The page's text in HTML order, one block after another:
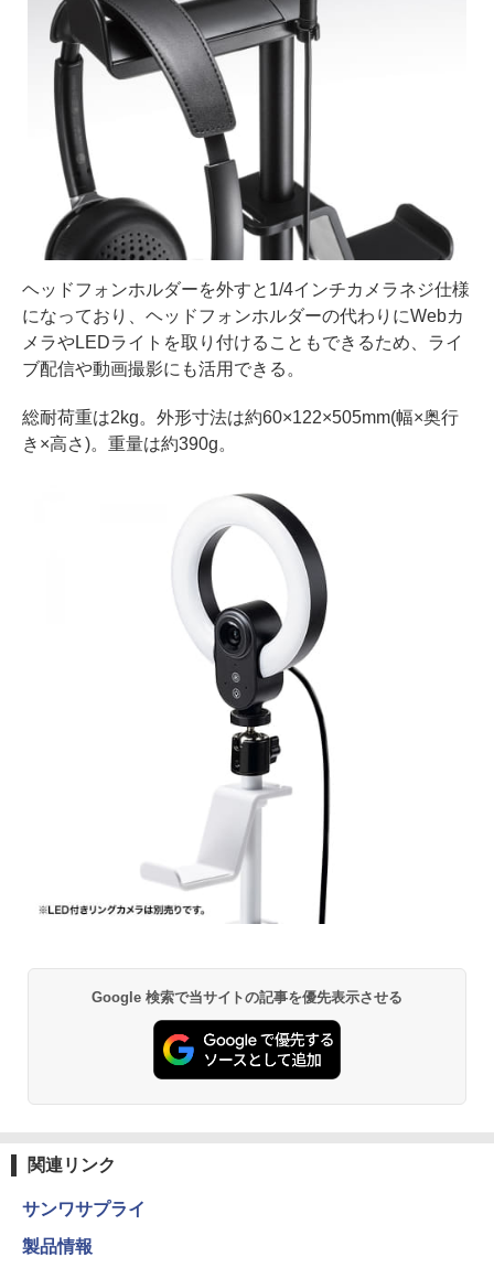
ヘッドフォンホルダーを外すと1/4インチカメラネジ仕様
になっており、ヘッドフォンホルダーの代わりにWebカ
メラやLEDライトを取り付けることもできるため、ライ
ブ配信や動画撮影にも活用できる。
総耐荷重は2kg。外形寸法は約60×122×505mm(幅×奥行
き×高さ)。重量は約390g。
Google 検索で当サイトの記事を優先表示させる
関連リンク
サンワサプライ
製品情報